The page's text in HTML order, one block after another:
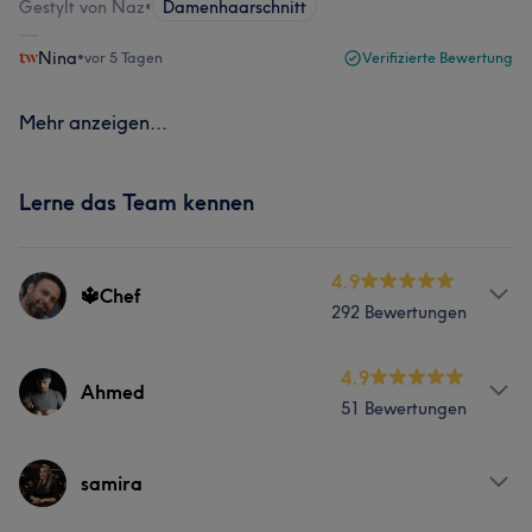
Gestylt von Naz• Damenhaarschnitt
Nina•vor 5 Tagen Verifizierte Bewertung
Mehr anzeigen...
Lerne das Team kennen
🔱Chef
4.9
292 Bewertungen
Services
Portfolio
Ahmed
4.9
51 Bewertungen
Servicessamira